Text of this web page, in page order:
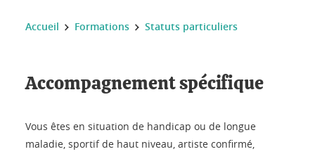
Vous êtes ici :
Accueil Formations Statuts particuliers
Accompagnement spécifique
Vous êtes en situation de handicap ou de longue
maladie, sportif de haut niveau, artiste confirmé,